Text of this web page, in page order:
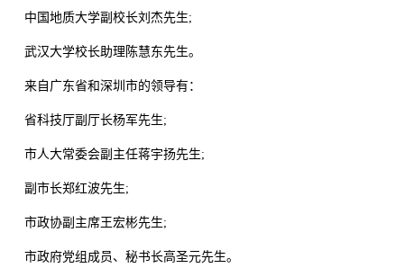
中国地质大学副校长刘杰先生;
武汉大学校长助理陈慧东先生。
来自广东省和深圳市的领导有：
省科技厅副厅长杨军先生;
市人大常委会副主任蒋宇扬先生;
副市长郑红波先生;
市政协副主席王宏彬先生;
市政府党组成员、秘书长高圣元先生。